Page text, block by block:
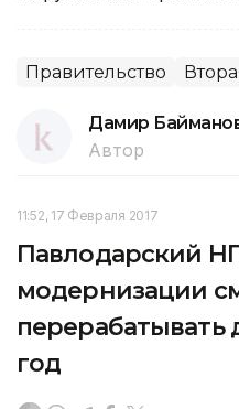
Правительство
Дамир
Автор
11:52, 17 Февраля 2017
Павлодарский
модернизации
перерабатывать
год